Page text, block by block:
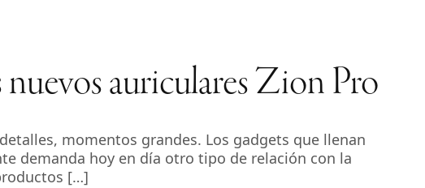
auriculares Zion Pro
momentos grandes. Los gadgets que llenan
demanda hoy en día otro tipo de relación con la
[…]